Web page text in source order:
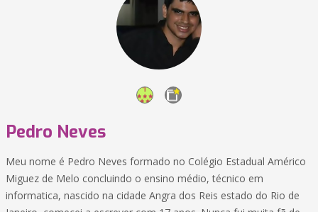
Pedro Neves
Meu nome é Pedro Neves formado no Colégio Estadual Américo
Miguez de Melo concluindo o ensino médio, técnico em
informatica, nascido na cidade Angra dos Reis estado do Rio de